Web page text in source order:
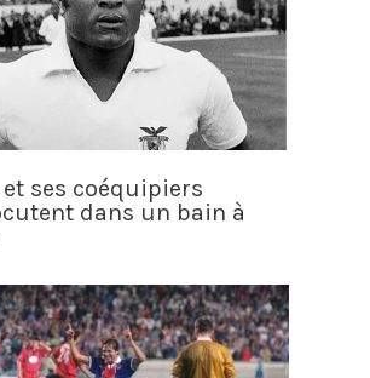
ses coéquipiers
dans un bain à